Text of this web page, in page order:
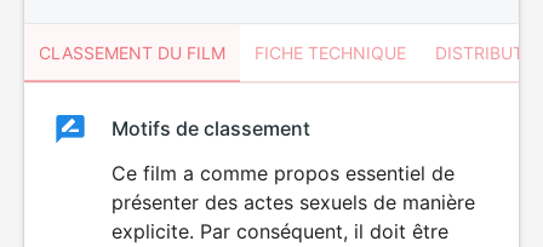
CLASSEMENT DU FILM FICHE TECHNIQUE
ClassementClassement
SEXUALITÉ
EXPLICITE
Motifs de classement
Ce film a comme propos essentiel de
présenter des actes sexuels de manière
explicite. Par conséquent, il doit être